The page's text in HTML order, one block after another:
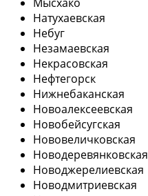
Натухаевская
Небуг
Незамаевская
Некрасовская
Нефтегорск
Нижнебаканская
Новоалексеевская
Новобейсугская
Нововеличковская
Новодеревянковская
Новоджерелиевская
Новодмитриевская